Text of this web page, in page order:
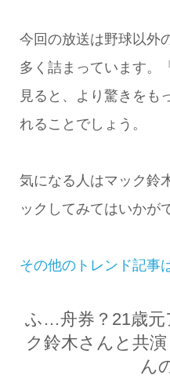
今回の放送は野球以外
多く詰まっています。
見ると、より驚きをも
れることでしょう。
気になる人はマック鈴
ックしてみてはいかが
その他のトレンド記事
ふ…舟券？21歳
ク鈴木さんと共
ん